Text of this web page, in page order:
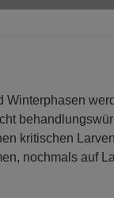
Winterphasen
kritischen
nochmals auf